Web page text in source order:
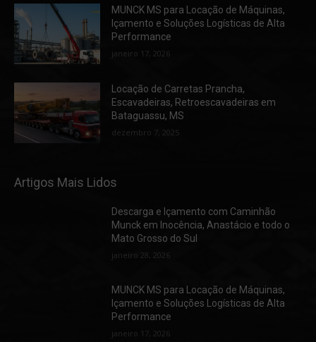
MUNCK MS para Locação de Máquinas,
Içamento e Soluções Logísticas de Alta
Performance
janeiro 17, 2026
Locação de Carretas Prancha,
Escavadeiras, Retroescavadeiras em
Bataguassu, MS
dezembro 7, 2025
Artigos Mais Lidos
Descarga e Içamento com Caminhão
Munck em Inocência, Anastácio e todo o
Mato Grosso do Sul
janeiro 28, 2026
MUNCK MS para Locação de Máquinas,
Içamento e Soluções Logísticas de Alta
Performance
janeiro 17, 2026